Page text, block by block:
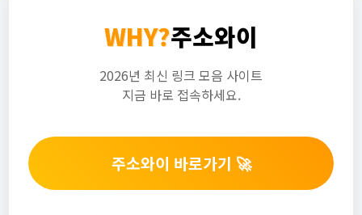
WHY?주소와이
2026년 최신 링크 모음 사이트
지금 바로 접속하세요.
주소와이 바로가기 🚀